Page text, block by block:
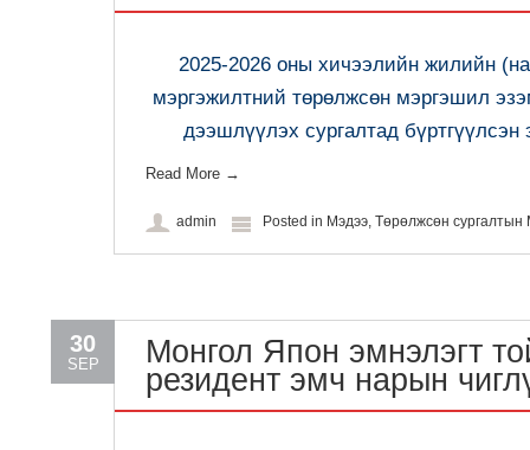
2025-2026 оны хичээлийн жилийн
мэргэжилтний төрөлжсөн мэргэшил
дээшлүүлэх сургалтад бүртгүүлсэн
Read More →
admin Posted in Мэдээ, Төрөлжсөн
30
SEP
Монгол Япон эмнэлэгт
резидент эмч нарын